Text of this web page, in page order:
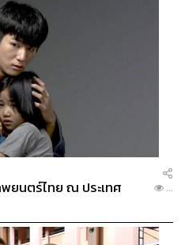
ยนตร์ไทย ณ ประเทศ
...